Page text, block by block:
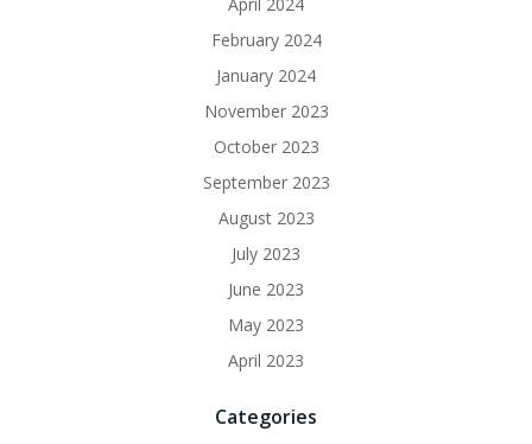
February 2024
January 2024
November 2023
October 2023
September 2023
August 2023
July 2023
June 2023
May 2023
April 2023
Categories